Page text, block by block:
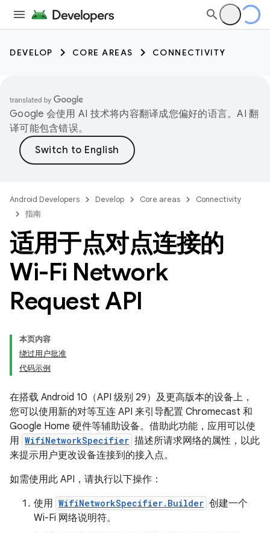
DEVELOP CORE AREAS CONNECTIVITY
Google 会使用 AI 技术将内容翻译成您偏好的语言。AI 翻
译可能包含错误。
Android Developers Develop Core areas
Connectivity
指南
适用于点对点连接的
Wi-Fi Network
Request API
本页内容
绕过用户批准
代码示例
在搭载 Android 10（API 级别 29）及更高版本的设备上，
您可以使用新的对等互连 API 来引导配置 Chromecast 和
Google Home 硬件等辅助设备。借助此功能，应用可以使
用 WifiNetworkSpecifier 描述所请求网络的属性，以此
来提示用户更改设备连接到的接入点。
如需使用此 API，请执行以下操作：
使用 WifiNetworkSpecifier.Builder 创建一个
Wi-Fi 网络说明符。